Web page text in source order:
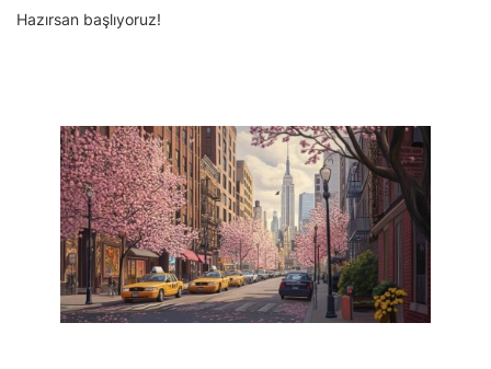
Hazırsan başlıyoruz!